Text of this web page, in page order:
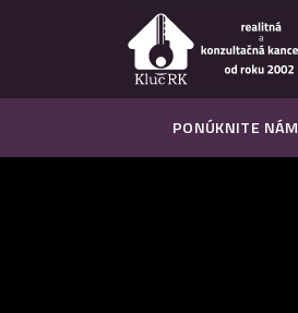
PONÚKNITE NÁM